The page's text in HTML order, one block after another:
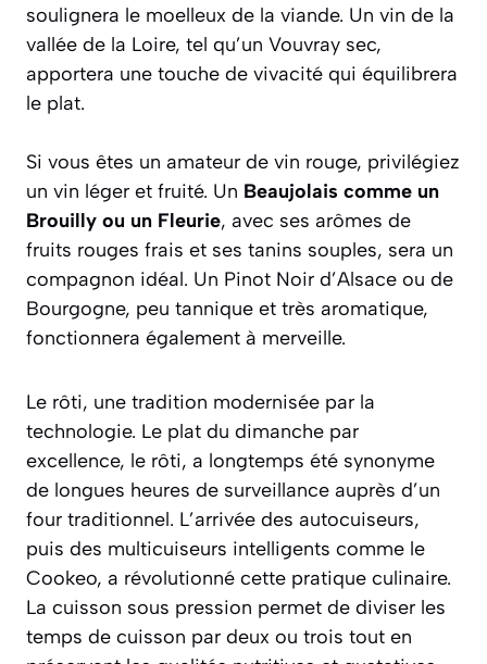
soulignera le moelleux de la viande. Un vin de la
vallée de la Loire, tel qu’un Vouvray sec,
apportera une touche de vivacité qui équilibrera
le plat.
Si vous êtes un amateur de vin rouge, privilégiez
un vin léger et fruité. Un Beaujolais comme un
Brouilly ou un Fleurie, avec ses arômes de
fruits rouges frais et ses tanins souples, sera un
compagnon idéal. Un Pinot Noir d’Alsace ou de
Bourgogne, peu tannique et très aromatique,
fonctionnera également à merveille.
Le rôti, une tradition modernisée par la
technologie. Le plat du dimanche par
excellence, le rôti, a longtemps été synonyme
de longues heures de surveillance auprès d’un
four traditionnel. L’arrivée des autocuiseurs,
puis des multicuiseurs intelligents comme le
Cookeo, a révolutionné cette pratique culinaire.
La cuisson sous pression permet de diviser les
temps de cuisson par deux ou trois tout en